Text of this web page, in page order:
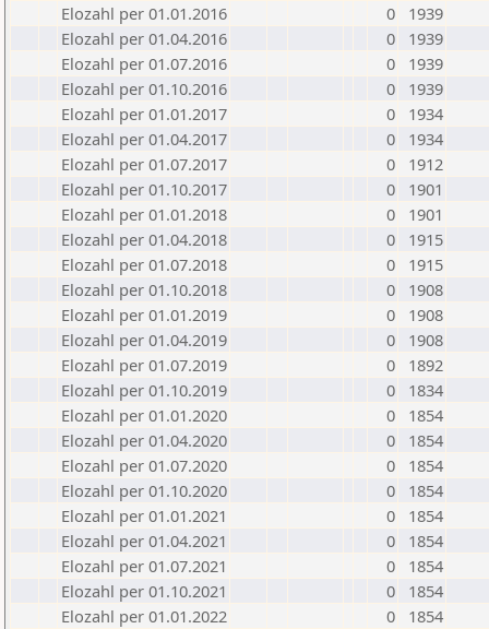
Elozahl per 01.01.2016
0
1939
Elozahl per 01.04.2016
0
1939
Elozahl per 01.07.2016
0
1939
Elozahl per 01.10.2016
0
1939
Elozahl per 01.01.2017
0
1934
Elozahl per 01.04.2017
0
1934
Elozahl per 01.07.2017
0
1912
Elozahl per 01.10.2017
0
1901
Elozahl per 01.01.2018
0
1901
Elozahl per 01.04.2018
0
1915
Elozahl per 01.07.2018
0
1915
Elozahl per 01.10.2018
0
1908
Elozahl per 01.01.2019
0
1908
Elozahl per 01.04.2019
0
1908
Elozahl per 01.07.2019
0
1892
Elozahl per 01.10.2019
0
1834
Elozahl per 01.01.2020
0
1854
Elozahl per 01.04.2020
0
1854
Elozahl per 01.07.2020
0
1854
Elozahl per 01.10.2020
0
1854
Elozahl per 01.01.2021
0
1854
Elozahl per 01.04.2021
0
1854
Elozahl per 01.07.2021
0
1854
Elozahl per 01.10.2021
0
1854
Elozahl per 01.01.2022
0
1854